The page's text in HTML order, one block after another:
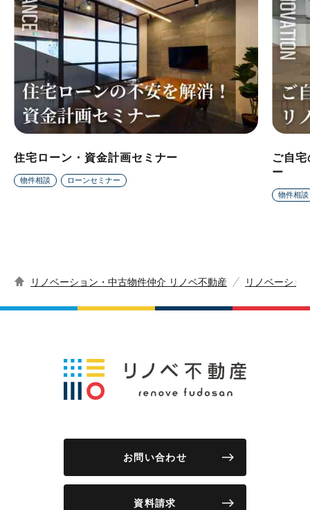
住宅ローン・資金計画セミナー
物件相談 ローンセミナー
ご自
ー
物件相談
リノベーション・中古物件仲介 リノベ不動産 リノベーショ
お問い合わせ
資料請求